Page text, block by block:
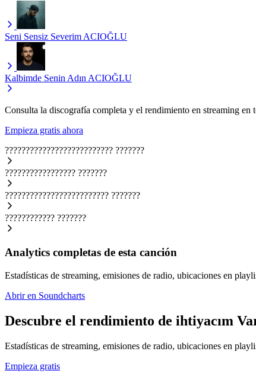
Seni Sensiz Severim ACIOĞLU
Kalbimde Senin Adın ACIOĞLU
Consulta la discografía completa y el rendimiento en streaming en
Empieza gratis ahora
?????????????????????????? ???????
????????????????? ???????
????????????????????????? ???????
???????????? ???????
Analytics completas de esta canción
Estadísticas de streaming, emisiones de radio, ubicaciones en
Abrir en Soundcharts
Descubre el rendimiento de ihtiyacım
Estadísticas de streaming, emisiones de radio, ubicaciones en
Empieza gratis